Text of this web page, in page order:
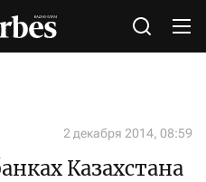
2 декабря 2014, 08:59
Казахстана